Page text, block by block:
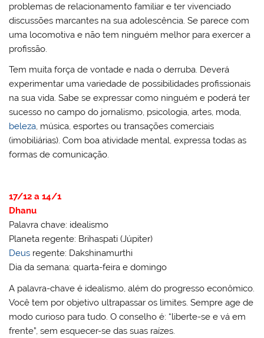
problemas de relacionamento familiar e ter vivenciado
discussões marcantes na sua adolescência. Se parece com
uma locomotiva e não tem ninguém melhor para exercer a
profissão.
Tem muita força de vontade e nada o derruba. Deverá
experimentar uma variedade de possibilidades profissionais
na sua vida. Sabe se expressar como ninguém e poderá ter
sucesso no campo do jornalismo, psicologia, artes, moda,
beleza, música, esportes ou transações comerciais
(imobiliárias). Com boa atividade mental, expressa todas as
formas de comunicação.
17/12 a 14/1
Dhanu
Palavra chave: idealismo
Planeta regente: Brihaspati (Júpiter)
Deus regente: Dakshinamurthi
Dia da semana: quarta-feira e domingo
A palavra-chave é idealismo, além do progresso econômico.
Você tem por objetivo ultrapassar os limites. Sempre age de
modo curioso para tudo. O conselho é: “liberte-se e vá em
frente”, sem esquecer-se das suas raízes.